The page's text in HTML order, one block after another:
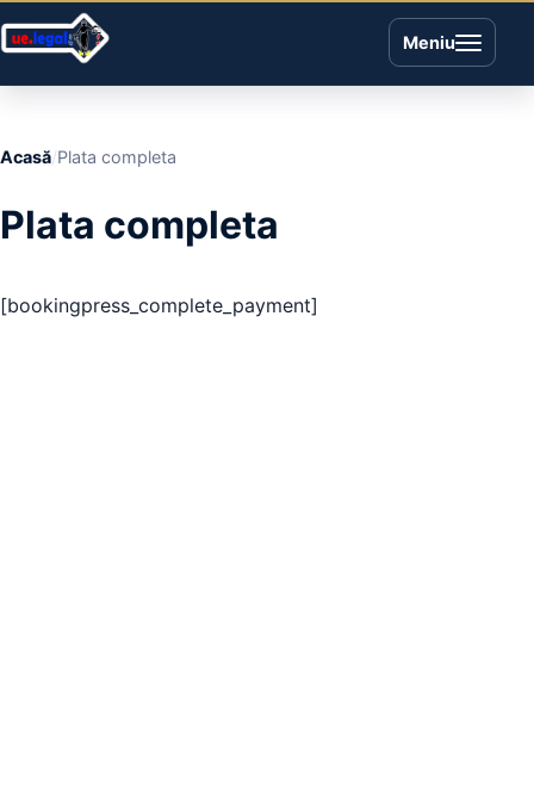
Meniu
Acasă Plata completa
Plata completa
[bookingpress_complete_payment]